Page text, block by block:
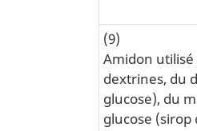
(9)
Amidon
dextrines, du
glucose), du
glucose